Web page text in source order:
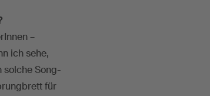
–
ich sehe,
solche Song-
für